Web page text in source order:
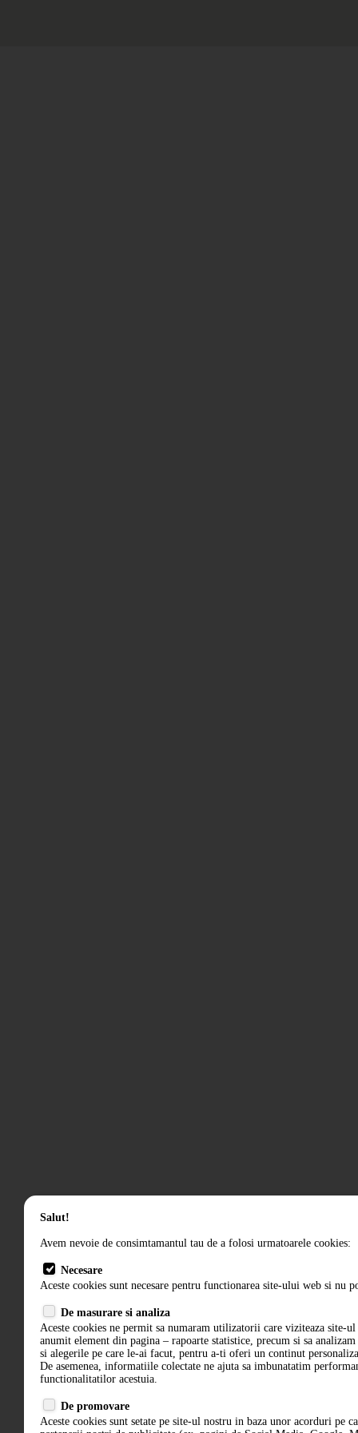
Salut!
Avem nevoie de consimtamantul tau de a folosi urmatoarele cookies:
Necesare
Aceste cookies sunt necesare pentru functionarea site-ului web si nu
De masurare si analiza
Aceste cookies ne permit sa numaram utilizatorii care viziteaza site-ul
anumit element din pagina – rapoarte statistice, precum si sa
si alegerile pe care le-ai facut, pentru a-ti oferi un continut
De asemenea, informatiile colectate ne ajuta sa imbunatatim
functionalitatilor acestuia.
De promovare
Aceste cookies sunt setate pe site-ul nostru in baza unor acorduri pe